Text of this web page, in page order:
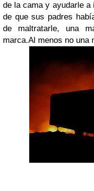
de la cama y ayudarle a
de que sus padres
de maltratarle, una
marca.Al menos no una